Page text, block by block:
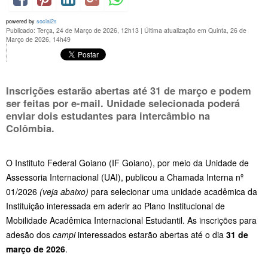
powered by social2s
Publicado: Terça, 24 de Março de 2026, 12h13 | Última atualização em Quinta, 26 de
Março de 2026, 14h49
Inscrições estarão abertas até 31 de março e podem
ser feitas por e-mail. Unidade selecionada poderá
enviar dois estudantes para intercâmbio na
Colômbia.
O Instituto Federal Goiano (IF Goiano), por meio da Unidade de
Assessoria Internacional (UAI), publicou a Chamada Interna nº
01/2026 (veja abaixo) para selecionar uma unidade acadêmica da
Instituição interessada em aderir ao Plano Institucional de
Mobilidade Acadêmica Internacional Estudantil. As inscrições para
adesão dos campiinteressados estarão abertas até o dia 31 de
março de 2026.